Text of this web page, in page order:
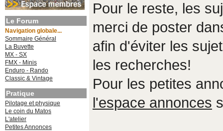
Le Forum
Navigation globale...
Sommaire Général
La Buvette
MX - SX
FMX - Minis
Enduro - Rando
Classic & Vintage
Pratique
Pilotage et physique
Le coin du Matos
L'atelier
Petites Annonces
Pour le reste, les
merci de poster
afin d'éviter les
les recherches!
Pour les petites
l'espace annonces